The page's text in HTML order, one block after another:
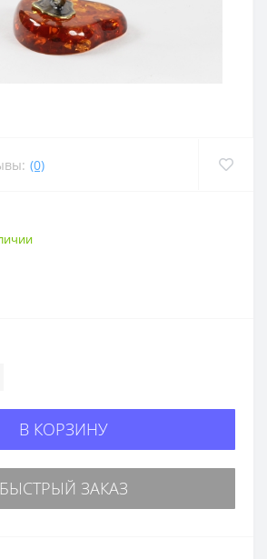
(0)
В КОРЗИНУ
БЫСТРЫЙ ЗАКАЗ